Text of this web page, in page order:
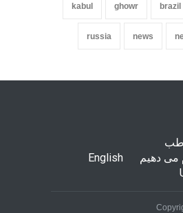
brazil
ghowr
kabul
news
russia
می دهیم
English